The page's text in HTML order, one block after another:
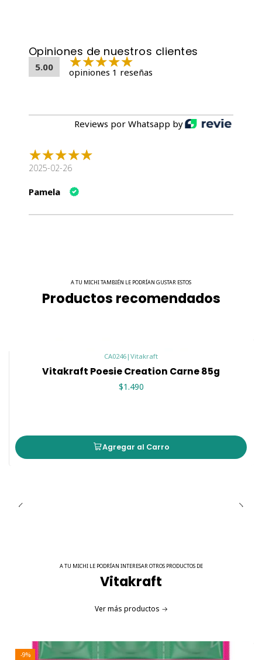
tomates en polvo, plasma en polvo, almidón de tapioca,
inulina.
83% humedad, 8,0% proteína, 4,5% contenido de grasa,
2,5% ceniza bruta, 0,3% fibra bruta.
Guía de alimentación:
Recomendamos para gatos con un peso ideal de:
3 kg: 3 bandejas/día 4 kg: 3,5 bandejas/día 5 kg: 4
bandejas/día 6 kg: 4,5 bandejas/día 7 kg: 5,5 tazones/día 8
Opiniones de nuestros clientes
5.00 opiniones 1 reseñas
Reviews por Whatsapp by
2025-02-26
Pamela
A TU MICHI TAMBIÉN LE PODRÍAN GUSTAR ESTOS
Productos recomendados
CA0246 | Vitakraft
Vitakraft Poesie Creation Carne 85g
$1.490
Agregar al Carro
A TU MICHI LE PODRÍAN INTERESAR OTROS PRODUCTOS DE
Vitakraft
Ver más productos
-9%